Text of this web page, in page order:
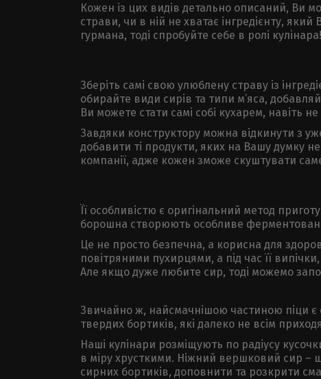
Кожен із цих видів детально описаний, Ви
страви, чи в ній не хватає інгредієнту,
гурмана, тоді спробуйте себе в ролі кулінара!
Зберіть самі свою улюблену страву із
обирайте види сирів та типи м’яса,
Ви можете стати самі собі кухарем, навіть
Завдяки конструктору можна відкинути з
добавити ті продукти, яких на Вашу думку
компанії, адже кожен зможе скуштувати
Її особливістю є оригінальний метод
борошна створюють особливе ферментоване
Це не просто безпечна, а корисна для
повітряними пухирцями, а під час її
Але якщо дуже любите сир, тоді можемо
Звичайно ж, найсмачнішою частиною піци є
твердих бортиків, які далеко не всім
Наші кулінари розміщують по радіусу
в міру хрусткими. Ніжний вершковий сир –
сирних бортиків, доповнити та розкрити